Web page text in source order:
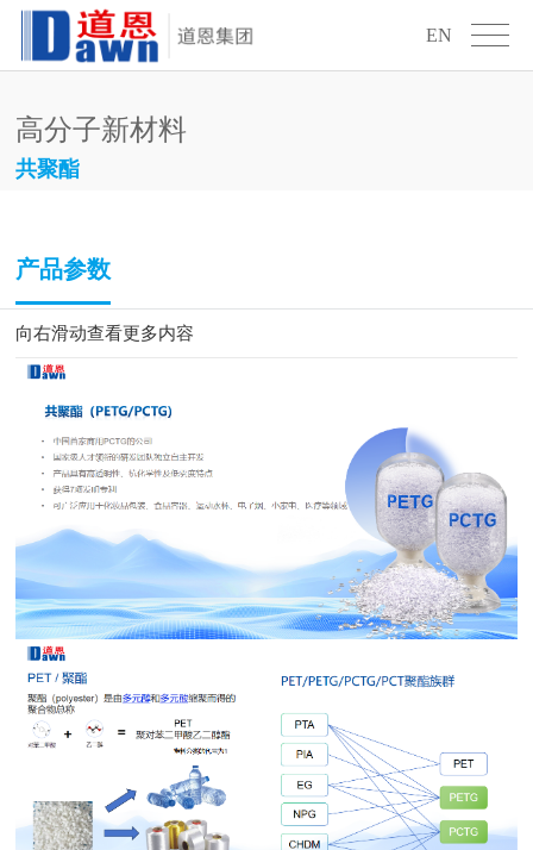
EN
高分子新材料
共聚酯
产品参数
向右滑动查看更多内容